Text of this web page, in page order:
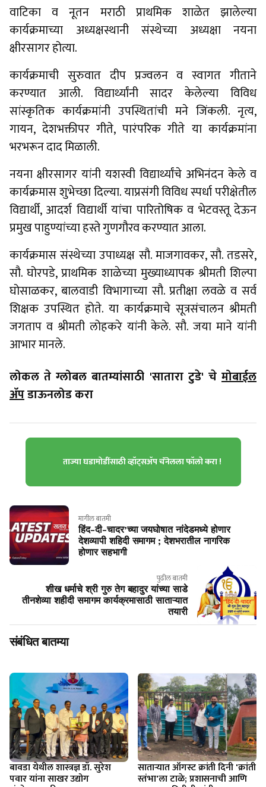
वाटिका व नूतन मराठी प्राथमिक शाळेत झालेल्या
कार्यक्रमाच्या अध्यक्षस्थानी संस्थेच्या अध्यक्षा नयना
क्षीरसागर होत्या.
कार्यक्रमाची सुरुवात दीप प्रज्वलन व स्वागत गीताने
करण्यात आली. विद्यार्थ्यांनी सादर केलेल्या विविध
सांस्कृतिक कार्यक्रमांनी उपस्थितांची मने जिंकली. नृत्य,
गायन, देशभक्तीपर गीते, पारंपरिक गीते या कार्यक्रमांना
भरभरून दाद मिळाली.
नयना क्षीरसागर यांनी यशस्वी विद्यार्थ्यांचे अभिनंदन केले व
कार्यक्रमास शुभेच्छा दिल्या. याप्रसंगी विविध स्पर्धा परीक्षेतील
विद्यार्थी, आदर्श विद्यार्थी यांचा पारितोषिक व भेटवस्तू देऊन
प्रमुख पाहुण्यांच्या हस्ते गुणगौरव करण्यात आला.
कार्यक्रमास संस्थेच्या उपाध्यक्ष सौ. माजगावकर, सौ. तडसरे,
सौ. घोरपडे, प्राथमिक शाळेच्या मुख्याध्यापक श्रीमती शिल्पा
घोसाळकर, बालवाडी विभागाच्या सौ. प्रतीक्षा लवळे व सर्व
शिक्षक उपस्थित होते. या कार्यक्रमाचे सूत्रसंचालन श्रीमती
जगताप व श्रीमती लोहकरे यांनी केले. सौ. जया माने यांनी
आभार मानले.
लोकल ते ग्लोबल बातम्यांसाठी 'सातारा टुडे' चे मोबाईल
ॲपडाऊनलोड करा
ताज्या घडामोडींसाठी व्हॉट्सॲप चॅनेलला फॉलो करा !
मागील बातमी
हिंद-दी-चादर’च्या जयघोषात नांदेडमध्ये होणार
देशव्यापी शहिदी समागम ; देशभरातील नागरिक
होणार सहभागी
पुढील बातमी
शीख धर्माचे श्री गुरु तेग बहादुर यांच्या साडे
तीनशेव्या शहीदी समागम कार्यक्रमासाठी साताऱ्यात
तयारी
संबंधित बातम्या
बावडा येथील शास्त्रज्ञ डॉ. सुरेश
पवार यांना साखर उद्योग
साताऱ्यात ऑगस्ट क्रांती दिनी 'क्रांती
स्तंभा'ला टाळे; प्रशासनाची आणि